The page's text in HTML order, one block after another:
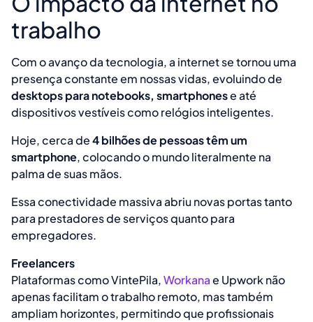
trabalho
Com o avanço da tecnologia, a internet se tornou uma
presença constante em nossas vidas, evoluindo de
desktops para notebooks, smartphonese até
dispositivos vestíveis como relógios inteligentes.
Hoje, cerca de4 bilhões de pessoas têm um
smartphone, colocando o mundo literalmente na
palma de suas mãos.
Essa conectividade massiva abriu novas portas tanto
para prestadores de serviços quanto para
empregadores.
Freelancers
Plataformas como VintePila,Workanae Upwork não
apenas facilitam o trabalho remoto, mas também
ampliam horizontes, permitindo que profissionais